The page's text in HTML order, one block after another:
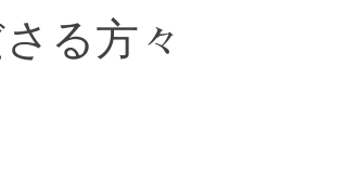
る方々